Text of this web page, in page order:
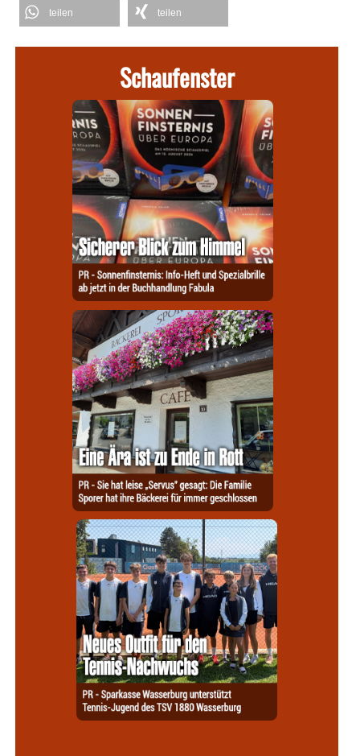
teilen teilen
Schaufenster